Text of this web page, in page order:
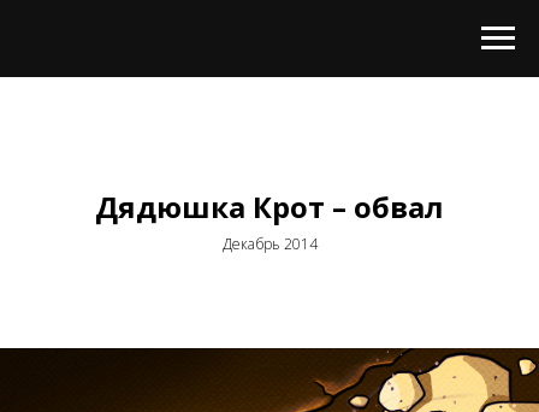
Дядюшка Крот – обвал
Декабрь 2014